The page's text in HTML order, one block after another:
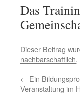
Das
Dieser Beitrag
nachbarschaftlich,
← Ein
Veranstaltung im